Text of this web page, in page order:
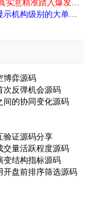
通达信【主升启动】主副图/选股一眼识穿主力真实意精准踏入爆发点源码
通达信【大单短线神器】分时主图指标统计并显示机构级别的大单进出金额源码
博弈源码
次反弹机会源码
间的协同变化源码
验证源码分享
交量活跃程度源码
变结构指标源码
开盘前排序筛选源码